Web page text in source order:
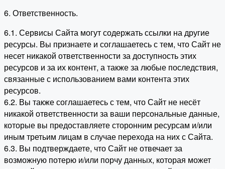
6. Ответственность.
6.1. Сервисы Сайта могут содержать ссылки на другие
ресурсы. Вы признаете и соглашаетесь с тем, что Сайт не
несет никакой ответственности за доступность этих
ресурсов и за их контент, а также за любые последствия,
связанные с использованием вами контента этих
ресурсов.
6.2. Вы также соглашаетесь с тем, что Сайт не несёт
никакой ответственности за ваши персональные данные,
которые вы предоставляете сторонним ресурсам и/или
иным третьим лицам в случае перехода на них с Сайта.
6.3. Вы подтверждаете, что Сайт не отвечает за
возможную потерю и/или порчу данных, которая может